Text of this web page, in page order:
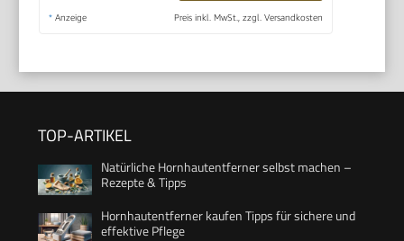
* Anzeige Preis inkl. MwSt., zzgl. Versandkosten
TOP-ARTIKEL
Natürliche Hornhautentferner selbst machen –
Rezepte & Tipps
Hornhautentferner kaufen Tipps für sichere und
effektive Pflege